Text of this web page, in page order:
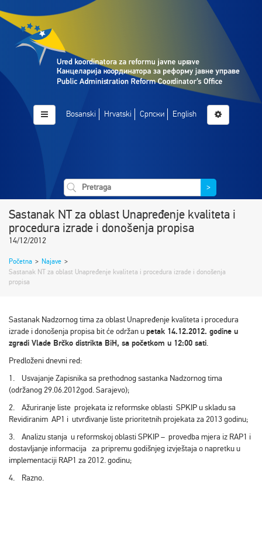
Bosanski Hrvatski Српски English
>
Sastanak NT za oblast Unapređenje kvaliteta i
procedura izrade i donošenja propisa
14/12/2012
Početna > Najave >
Sastanak NT za oblast Unapređenje kvaliteta i procedura izrade i donošenja
propisa
Sastanak Nadzornog tima za oblast Unapređenje kvaliteta i procedura
izrade i donošenja propisa bit će održan upetak 14.12.2012. godine u
zgradi Vlade Brčko distrikta BiH, sa početkom u 12:00 sati.
Predloženi dnevni red:
1. Usvajanje Zapisnika sa prethodnog sastanka Nadzornog tima
(održanog 29.06.2012god. Sarajevo);
2. Ažuriranje liste projekata iz reformske oblasti SPKIP u skladu sa
Revidiranim AP1 i utvrđivanje liste prioritetnih projekata za 2013 godinu;
3. Analizu stanja u reformskoj oblasti SPKIP – provedba mjera iz RAP1 i
dostavljanje informacija za pripremu godišnjeg izvještaja o napretku u
implementaciji RAP1 za 2012. godinu;
4. Razno.